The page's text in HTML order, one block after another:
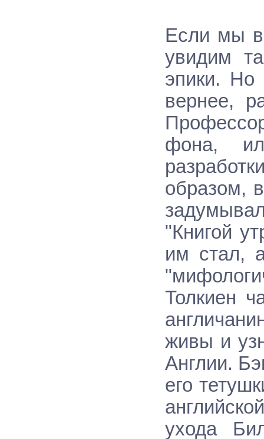
Если мы
увидим
эпики. Но
вернее,
фона,
образом,
"Книгой
им стал,
Толкиен
живы и
Англии.
его
ухода